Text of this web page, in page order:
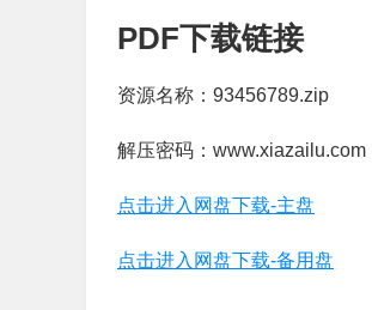
PDF下载链接
资源名称：93456789.zip
解压密码：www.xiazailu.com
点击进入网盘下载-主盘
点击进入网盘下载-备用盘